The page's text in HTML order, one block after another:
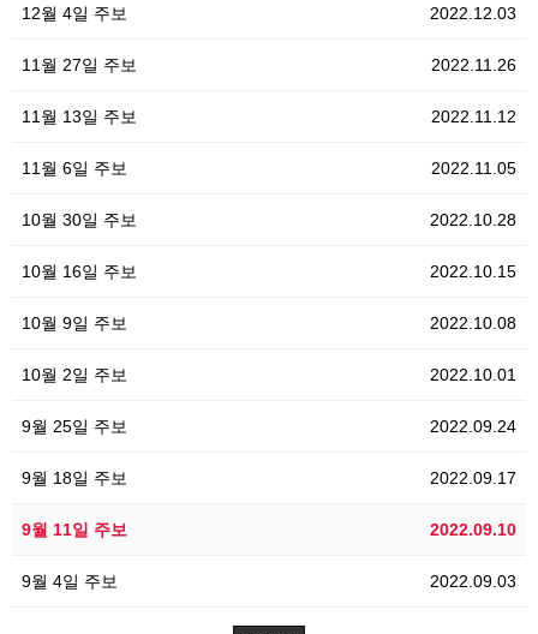
2022.12.03
12월 4일 주보
2022.11.26
11월 27일 주보
2022.11.12
11월 13일 주보
2022.11.05
11월 6일 주보
2022.10.28
10월 30일 주보
2022.10.15
10월 16일 주보
2022.10.08
10월 9일 주보
2022.10.01
10월 2일 주보
2022.09.24
9월 25일 주보
2022.09.17
9월 18일 주보
2022.09.10
9월 11일 주보
2022.09.03
9월 4일 주보